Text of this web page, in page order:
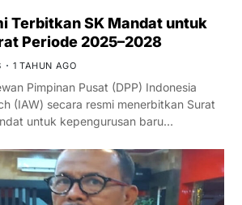
Terbitkan SK Mandat untuk
Periode 2025–2028
1 TAHUN AGO
Pimpinan Pusat (DPP) Indonesia
(IAW) secara resmi menerbitkan Surat
untuk kepengurusan baru…